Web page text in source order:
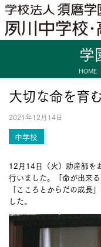
学
HOME
大切な命を育
2021年12月14日
中学校
12月14日（火）助産師を
行いました。「命が出来
「こころとからだの成長
した。